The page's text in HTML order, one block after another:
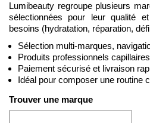
Lumibeauty regroupe plusieurs
sélectionnées pour leur qualité
besoins (hydratation, réparation,
Sélection multi-marques,
Produits professionnels
Paiement sécurisé et livraison
Idéal pour composer une routine
Trouver une marque